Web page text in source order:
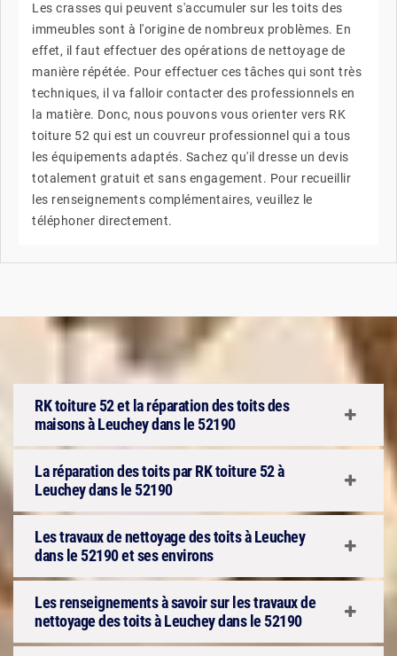
Les crasses qui peuvent s'accumuler sur les toits des
immeubles sont à l'origine de nombreux problèmes. En
effet, il faut effectuer des opérations de nettoyage de
manière répétée. Pour effectuer ces tâches qui sont très
techniques, il va falloir contacter des professionnels en
la matière. Donc, nous pouvons vous orienter vers RK
toiture 52 qui est un couvreur professionnel qui a tous
les équipements adaptés. Sachez qu'il dresse un devis
totalement gratuit et sans engagement. Pour recueillir
les renseignements complémentaires, veuillez le
téléphoner directement.
RK toiture 52 et la réparation des toits des
maisons à Leuchey dans le 52190
La réparation des toits par RK toiture 52 à
Leuchey dans le 52190
Les travaux de nettoyage des toits à Leuchey
dans le 52190 et ses environs
Les renseignements à savoir sur les travaux de
nettoyage des toits à Leuchey dans le 52190